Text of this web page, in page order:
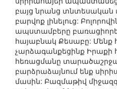
բայց նրանց տնտեսական
բարվոք լինելուց:
ապստամբերը
հայաբնակ Քեսաբը: Մենք
չարձագանքեցինք Իրաքի
հեռացմանը
բարձրաձայնում ենք
մասին: Բազմաթիվ